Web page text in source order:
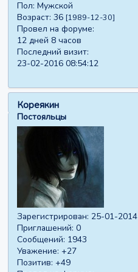
Пол: Мужской
Возраст: 36 [1989-12-30]
Провел на форуме:
12 дней 8 часов
Последний визит:
23-02-2016 08:54:12
Кореякин
Постояльцы
Зарегистрирован: 25-01-2014
Приглашений: 0
Сообщений: 1943
Уважение: +27
Позитив: +49